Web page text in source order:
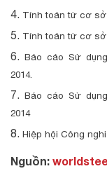
Tính toán từ cơ sở
Tính toán từ cơ sở
Báo cáo Sử
2014.
Báo cáo Sử
2014
Hiệp hội Công
Nguồn: